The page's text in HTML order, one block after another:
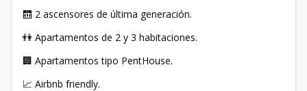
🛗 2 ascensores de última generación.
👫 Apartamentos de 2 y 3 habitaciones.
🏢 Apartamentos tipo PentHouse.
📈 Airbnb friendly.